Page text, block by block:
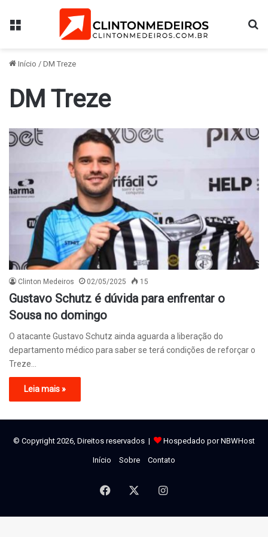
Menu
Início / DM Treze
DM Treze
Clinton Medeiros 02/05/2025 15
Gustavo Schutz é dúvida para enfrentar o
Sousa no domingo
O atacante Gustavo Schutz ainda aguarda a liberação do
departamento médico para saber se terá condições de reforçar o
Treze…
Leia mais »
© Copyright 2026, Direitos reservados | Hospedado por NBWHost
Início Sobre Contato
Facebook Instagram